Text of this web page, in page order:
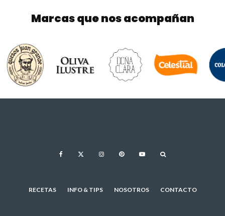
Marcas que nos acompañan
RECETAS INFO & TIPS NOSOTROS CONTACTO